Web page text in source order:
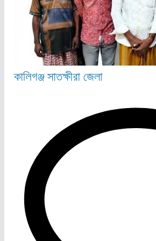
কালিগঞ্জসাতক্ষীরা জেলা